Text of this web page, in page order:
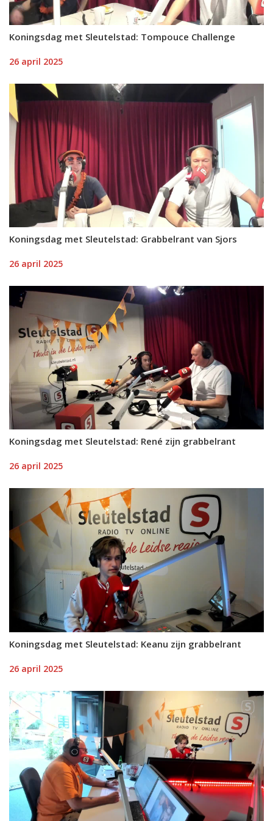
Koningsdag met Sleutelstad: Tompouce Challenge
26 april 2025
Koningsdag met Sleutelstad: Grabbelrant van Sjors
26 april 2025
Koningsdag met Sleutelstad: René zijn grabbelrant
26 april 2025
Koningsdag met Sleutelstad: Keanu zijn grabbelrant
26 april 2025